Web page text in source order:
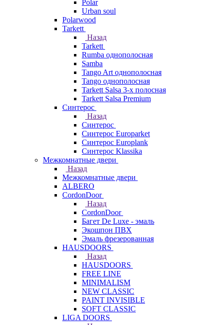
Polar
Urban soul
Polarwood
Tarkett
Назад
Tarkett
Rumba однополосная
Samba
Tango Art однополосная
Tango однополосная
Tarkett Salsa 3-х полосная
Tarkett Salsa Premium
Синтерос
Назад
Синтерос
Синтерос Europarket
Синтерос Europlank
Синтерос Klassika
Межкомнатные двери
Назад
Межкомнатные двери
ALBERO
CordonDoor
Назад
CordonDoor
Багет De Luxe - эмаль
Экошпон ПВХ
Эмаль фрезерованная
HAUSDOORS
Назад
HAUSDOORS
FREE LINE
MINIMALISM
NEW CLASSIC
PAINT INVISIBLE
SOFT CLASSIC
LIGA DOORS